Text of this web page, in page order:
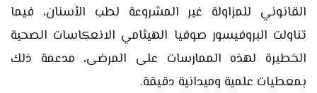
القانوني للمزاولة غير المشروعة لطب الأسنان، فيما
تناولت البروفيسور صوفيا الهيثامي الانعكاسات الصحية
الخطيرة لهذه الممارسات على المرضى، مدعمة ذلك
بمعطيات علمية وميدانية دقيقة.